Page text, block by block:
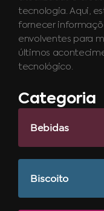
tecnologia. Aqui,
fornecer
envolventes para
últimos
tecnológico.
Categoria
Bebidas
Biscoito